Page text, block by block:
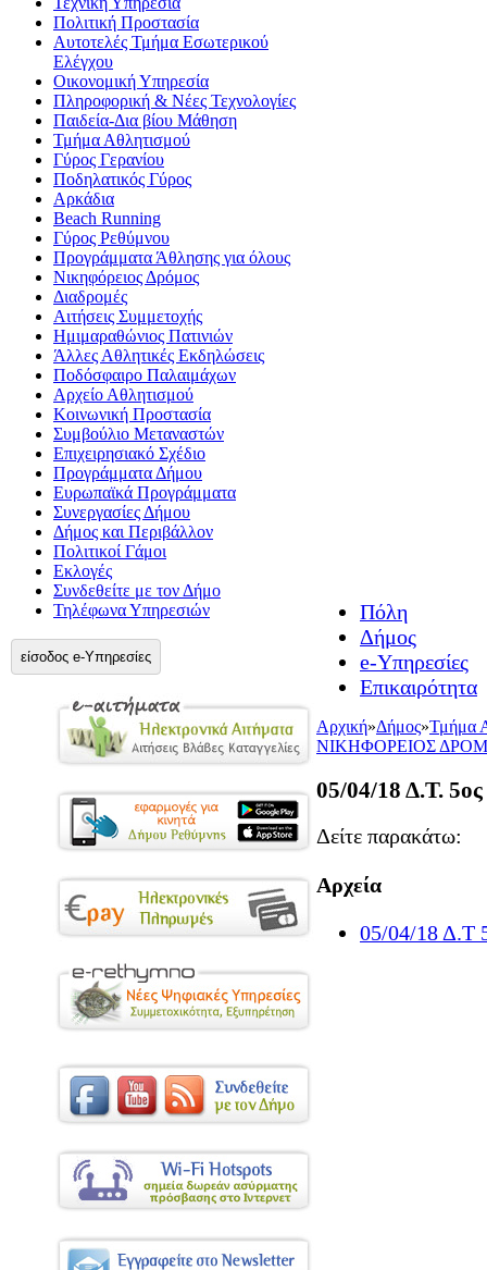
Πολιτική Προστασία
Αυτοτελές Τμήμα Εσωτερικού
Ελέγχου
Οικονομική Υπηρεσία
Πληροφορική & Νέες Τεχνολογίες
Παιδεία-Δια βίου Μάθηση
Τμήμα Αθλητισμού
Γύρος Γερανίου
Ποδηλατικός Γύρος
Αρκάδια
Beach Running
Γύρος Ρεθύμνου
Προγράμματα Άθλησης για όλους
Νικηφόρειος Δρόμος
Διαδρομές
Αιτήσεις Συμμετοχής
Ημιμαραθώνιος Πατινιών
Άλλες Αθλητικές Εκδηλώσεις
Ποδόσφαιρο Παλαιμάχων
Αρχείο Αθλητισμού
Κοινωνική Προστασία
Συμβούλιο Μεταναστών
Επιχειρησιακό Σχέδιο
Προγράμματα Δήμου
Ευρωπαϊκά Προγράμματα
Συνεργασίες Δήμου
Δήμος και Περιβάλλον
Πολιτικοί Γάμοι
Εκλογές
Συνδεθείτε με τον Δήμο
Τηλέφωνα Υπηρεσιών
είσοδος e-Υπηρεσίες
Πόλη
Δήμος
e-Υπηρεσίες
Επικαιρότητα
Αρχική»Δήμος»Τμήμα
ΝΙΚΗΦΟΡΕΙΟΣ
05/04/18 Δ.Τ.
Δείτε παρακάτω:
Αρχεία
05/04/18